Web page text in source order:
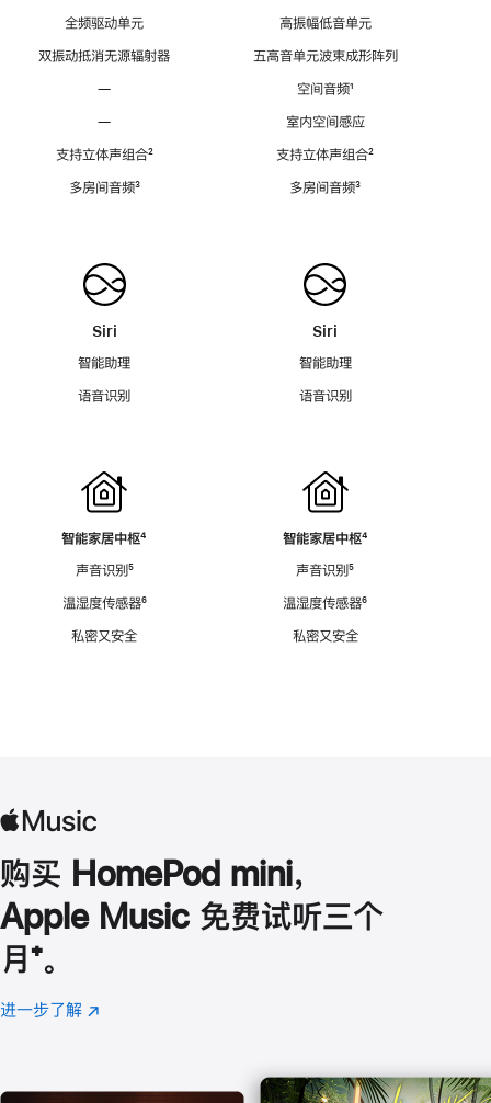
全频驱动单元
双振动抵消无源辐射器
—
—
支持立体声组合脚
²
多房间音频脚
³
Siri
智能助理
语音识别
智能家居中枢脚
⁴
声音识别脚
⁵
温湿度传感器脚
⁶
私密又安全
高振幅低音单元
五高音单元波束成形阵列
空间音频脚
¹
室内空间感应
支持立体声组合脚
²
多房间音频脚
³
Siri
智能助理
语音识别
智能家居中枢脚
⁴
声音识别脚
⁵
温湿度传感器脚
⁶
私密又安全
购买 HomePod mini，
Apple Music 免费试听三个
月 脚
注
⁺。
进一步了解 Apple
(在
口